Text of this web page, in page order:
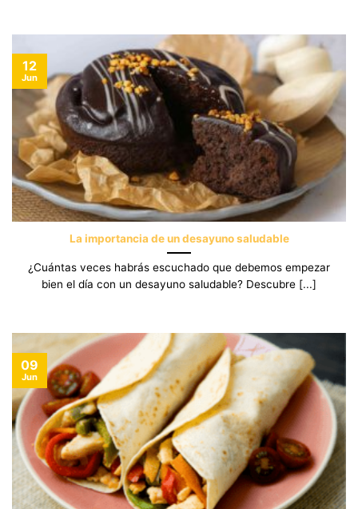
La importancia de un desayuno saludable
¿Cuántas veces habrás escuchado que debemos empezar
bien el día con un desayuno saludable? Descubre [...]
12
Jun
09
Jun